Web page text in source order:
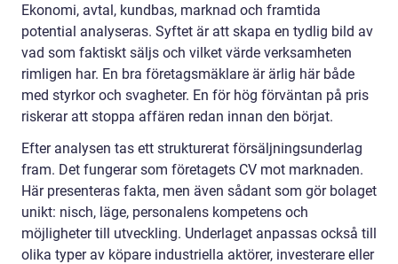
Ekonomi, avtal, kundbas, marknad och framtida
potential analyseras. Syftet är att skapa en tydlig bild av
vad som faktiskt säljs och vilket värde verksamheten
rimligen har. En bra företagsmäklare är ärlig här både
med styrkor och svagheter. En för hög förväntan på pris
riskerar att stoppa affären redan innan den börjat.
Efter analysen tas ett strukturerat försäljningsunderlag
fram. Det fungerar som företagets CV mot marknaden.
Här presenteras fakta, men även sådant som gör bolaget
unikt: nisch, läge, personalens kompetens och
möjligheter till utveckling. Underlaget anpassas också till
olika typer av köpare industriella aktörer, investerare eller